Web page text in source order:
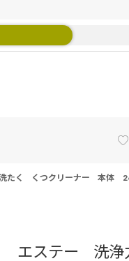
たく くつクリーナー 本体
エステー 洗